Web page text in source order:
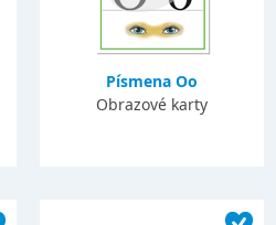
Písmena Oo
Obrazové karty